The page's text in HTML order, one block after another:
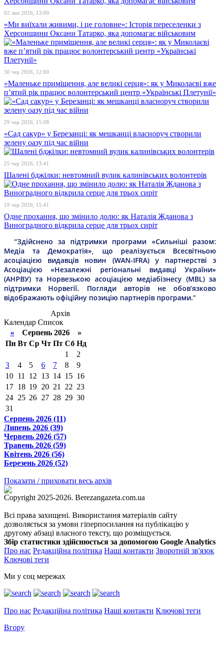
02 лип 2026, 13:00
«Ми виїхали живими, і це головне»: Історія переселенки з
Херсонщини Оксани Татарко, яка допомагає військовим
30 чер 2026, 12:00
«Маленьке приміщення, але великі серця»: як у Миколаєві вже
п’ятий рік працює волонтерський центр «Українські Плетунії»
29 чер 2026, 15:08
«Сад сакур» у Березанці: як мешканці власноруч створили
зелену оазу під час війни
25 чер 2026, 13:41
Шалені бджілки: невтомний вулик калинівських волонтерів
19 чер 2026, 15:41
Одне прохання, що змінило долю: як Наталія Жданова з
Виноградного відкрила серце для трьох сиріт
“Здійснено за підтримки програми «Сильніші разом:
Медіа та Демократія», що реалізується Всесвітньою
асоціацією видавців новин (WAN-IFRA) у партнерстві з
Асоціацією «Незалежні регіональні видавці України»
(АНРВУ) та Норвезькою асоціацією медіабізнесу (MBL) за
підтримки Норвегії. Погляди авторів не обов’язково
відображають офіційну позицію партнерів програми.”
Архів
Календар Список
« Серпень 2026 »
Пн Вт Ср Чт Пт Сб Нд
1
2
3
4 5 6 7 8
9
10 11 12 13 14 15 16
17 18 19 20 21 22 23
24 25 26 27 28 29 30
31
Серпень 2026 (11)
Липень 2026 (39)
Червень 2026 (57)
Травень 2026 (59)
Квітень 2026 (56)
Березень 2026 (52)
Показати / приховати весь архів
Copyright 2025-2026. Berezangazeta.com.ua
Всі права захищені. Використання матеріалів сайту
дозволяється за умови гіперпосилання на публікацію у
другому абзаці власного тексту, що розміщується.
Збір статистики здійснюється за допомогою Google Analytics
Про нас Редакційна політика Наші контакти Зворотній зв'язок
Ключові теги
Ми у соц мережах
Про нас Редакційна політика Наші контакти Ключові теги
Вгору